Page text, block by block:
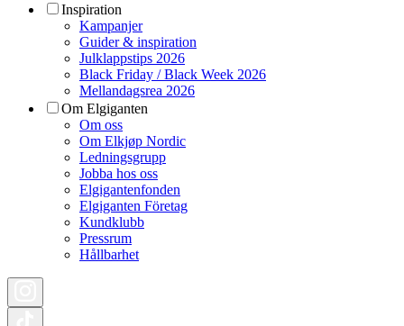
Inspiration
Kampanjer
Guider & inspiration
Julklappstips 2026
Black Friday / Black Week 2026
Mellandagsrea 2026
Om Elgiganten
Om oss
Om Elkjøp Nordic
Ledningsgrupp
Jobba hos oss
Elgigantenfonden
Elgiganten Företag
Kundklubb
Pressrum
Hållbarhet